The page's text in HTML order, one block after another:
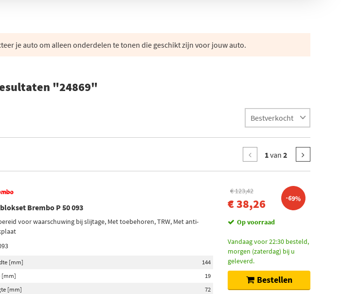
je auto om alleen onderdelen te tonen die geschikt zijn voor jouw auto.
"24869"
1van 2
Brembo P 50 093
voor waarschuwing bij slijtage, Met toebehoren, TRW, Met anti-
[mm]
144
[mm]
19
[mm]
72
€ 123,42
€ 38,26 -69%
Op voorraad
Vandaag voor 22:30 besteld,
morgen (zaterdag) bij u
geleverd.
Bestellen